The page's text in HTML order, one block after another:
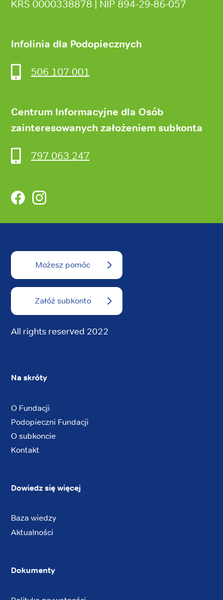
KRS 0000338878 | NIP 894‑29‑86‑057
Infolinia dla Podopiecznych
506 107 001
Centrum Informacyjne dla Osób
zainteresowanych założeniem subkonta
797 063 247
FacebookInstagram
Możesz pomóc
Załóż subkonto
All rights reserved 2022
Na skróty
O Fundacji
Podopieczni Fundacji
O subkoncie
Kontakt
Dowiedz się więcej
Baza wiedzy
Aktualności
Dokumenty